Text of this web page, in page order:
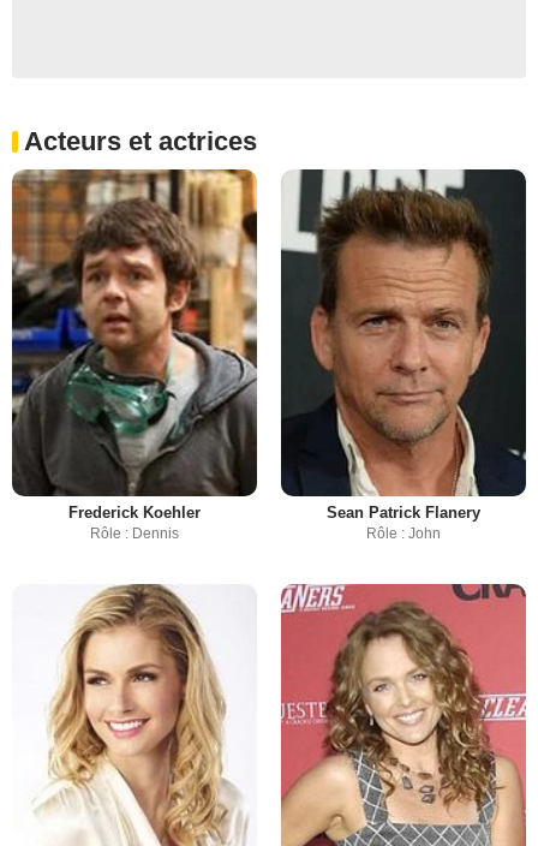
Acteurs et actrices
Frederick Koehler
Rôle : Dennis
Sean Patrick Flanery
Rôle : John